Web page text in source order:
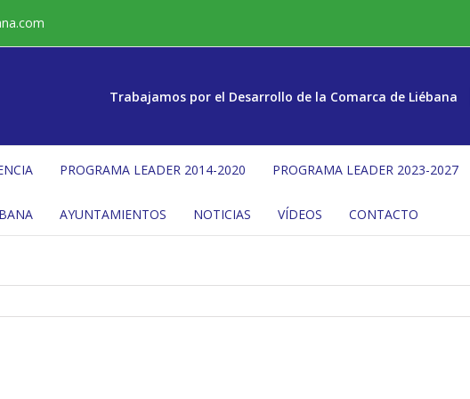
Trabajamos por el Desarrollo de la Comarca de Liébana
PROGRAMA LEADER 2014-2020 PROGRAMA LEADER 2023-2027
AYUNTAMIENTOS NOTICIAS VÍDEOS CONTACTO